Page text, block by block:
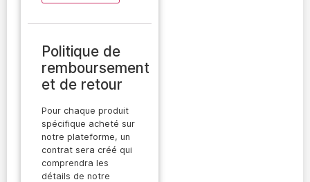
Politique de
remboursement
et de retour
Pour chaque produit
spécifique acheté sur
notre plateforme, un
contrat sera créé qui
comprendra les
détails de notre